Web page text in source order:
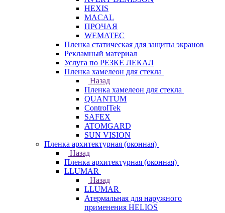
HEXIS
MACAL
ПРОЧАЯ
WEMATEC
Пленка статическая для защиты экранов
Рекламный материал
Услуга по РЕЗКЕ ЛЕКАЛ
Пленка хамелеон для стекла
Назад
Пленка хамелеон для стекла
QUANTUM
ControlTek
SAFEX
ATOMGARD
SUN VISION
Пленка архитектурная (оконная)
Назад
Пленка архитектурная (оконная)
LLUMAR
Назад
LLUMAR
Атермальная для наружного
применения HELIOS